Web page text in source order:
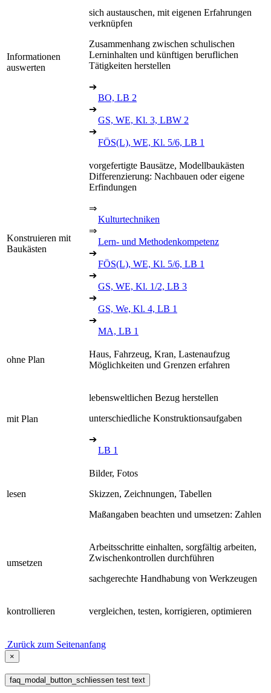
Informationen
auswerten
sich austauschen, mit eigenen Erfahrungen
verknüpfen
Zusammenhang zwischen schulischen
Lerninhalten und künftigen beruflichen
Tätigkeiten herstellen
➔
BO, LB 2
➔
GS, WE, Kl. 3, LBW 2
➔
FÖS(L), WE, Kl. 5/6, LB 1
Konstruieren mit
Baukästen
vorgefertigte Bausätze, Modellbaukästen
Differenzierung: Nachbauen oder eigene
Erfindungen
⇒
Kulturtechniken
⇒
Lern- und Methodenkompetenz
➔
FÖS(L), WE, Kl. 5/6, LB 1
➔
GS, WE, Kl. 1/2, LB 3
➔
GS, We, Kl. 4, LB 1
➔
MA, LB 1
ohne Plan
Haus, Fahrzeug, Kran, Lastenaufzug
Möglichkeiten und Grenzen erfahren
mit Plan
lebensweltlichen Bezug herstellen
unterschiedliche Konstruktionsaufgaben
➔
LB 1
lesen
Bilder, Fotos
Skizzen, Zeichnungen, Tabellen
Maßangaben beachten und umsetzen: Zahlen
umsetzen
Arbeitsschritte einhalten, sorgfältig arbeiten,
Zwischenkontrollen durchführen
sachgerechte Handhabung von Werkzeugen
kontrollieren vergleichen, testen, korrigieren, optimieren
Zurück zum Seitenanfang
×
faq_modal_button_schliessen test text